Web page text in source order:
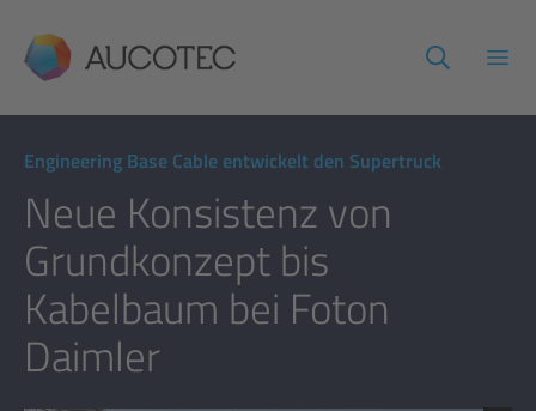
AUCOTEC
Engineering Base Cable entwickelt den Supertruck
Neue Konsistenz von
Grundkonzept bis
Kabelbaum bei Foton
Daimler